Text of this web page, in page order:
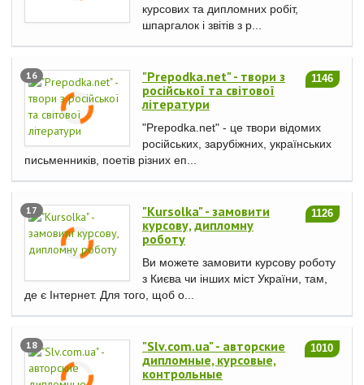
курсових та дипломних робіт,
шпаргалок і звітів з р...
16 1146
"Prepodka.net" - твори з
російської та світової
літератури
"Prepodka.net" - це твори відомих
російських, зарубіжних, українських
письменників, поетів різних еп...
17 1126
"Kursolka" - замовити
курсову, дипломну
роботу
Ви можете замовити курсову роботу
з Києва чи інших міст України, там,
де є Інтернет. Для того, щоб о...
18 1010
"Slv.com.ua" - авторские
дипломные, курсовые,
контрольные